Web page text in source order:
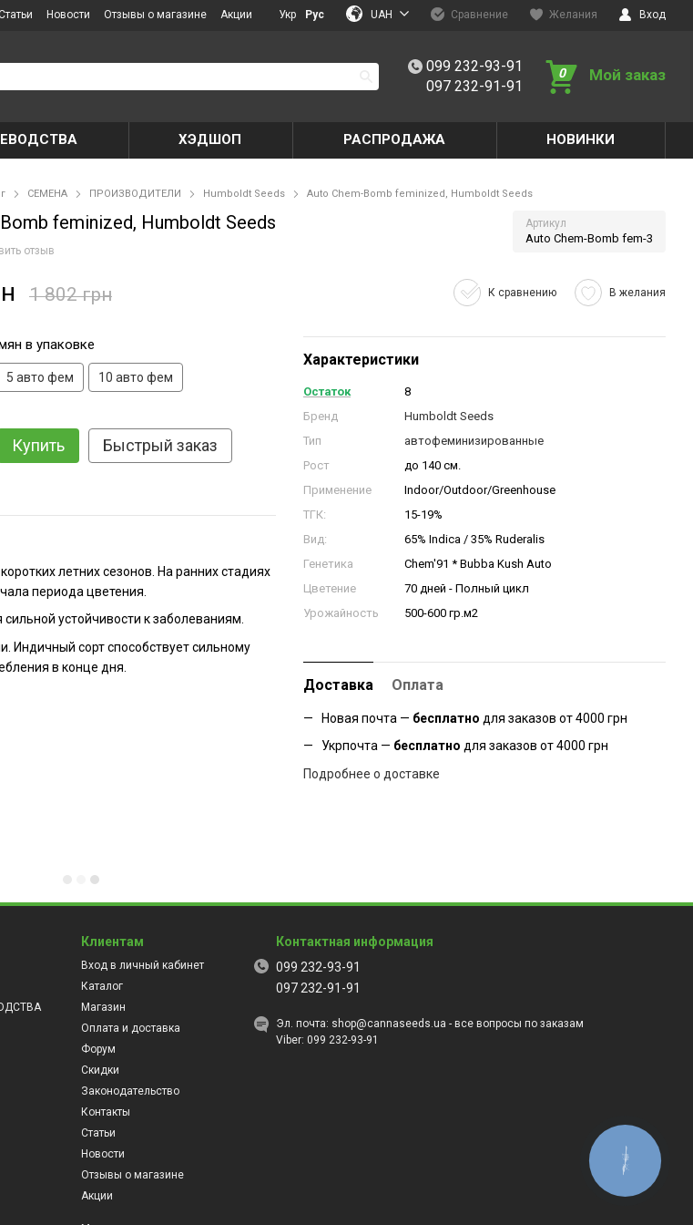
Новости Отзывы о магазине Акции Укр Рус UAH Сравнение Желания Вход
099 232-93-91
097 232-91-91
0 Мой заказ
ХЭДШОП РАСПРОДАЖА НОВИНКИ
СЕМЕНА ПРОИЗВОДИТЕЛИ Humboldt Seeds Auto Chem-Bomb feminized, Humboldt Seeds
feminized, Humboldt Seeds Артикул
Auto Chem-Bomb fem-3
отзыв
1 802 грн К сравнению В желания
в упаковке
5 авто фем 10 авто фем
Купить Быстрый заказ
Характеристики
Остаток
8
Бренд
Humboldt Seeds
Тип
автофеминизированные
Рост
до 140 см.
Применение
Indoor/Outdoor/Greenhouse
ТГК:
15-19%
Вид:
65% Indica / 35% Ruderalis
Генетика
Chem'91 * Bubba Kush Auto
Цветение
70 дней - Полный цикл
Урожайность
500-600 гр.м2
Доставка Оплата
Новая почта — бесплатно для заказов от 4000 грн
Укрпочта — бесплатно для заказов от 4000 грн
Подробнее о доставке
летних сезонов. На ранних стадиях
периода цветения.
устойчивости к заболеваниям.
Индичный сорт способствует сильному
в конце дня.
Клиентам
Вход в личный кабинет
Каталог
Магазин
Оплата и доставка
Форум
Скидки
Законодательство
Контакты
Статьи
Новости
Отзывы о магазине
Акции
Контактная информация
099 232-93-91
097 232-91-91
Эл. почта: shop@cannaseeds.ua - все вопросы по заказам
Viber:099 232-93-91
КНОПКА
ЗВ'ЯЗКУ